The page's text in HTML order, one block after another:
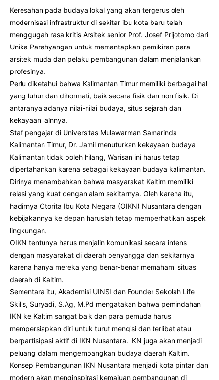
Keresahan pada budaya lokal yang akan tergerus oleh
modernisasi infrastruktur di sekitar ibu kota baru telah
menggugah rasa kritis Arsitek senior Prof. Josef Prijotomo dari
Unika Parahyangan untuk memantapkan pemikiran para
arsitek muda dan pelaku pembangunan dalam menjalankan
profesinya.
Perlu diketahui bahwa Kalimantan Timur memiliki berbagai hal
yang luhur dan dihormati, baik secara fisik dan non fisik. Di
antaranya adanya nilai-nilai budaya, situs sejarah dan
kekayaan lainnya.
Staf pengajar di Universitas Mulawarman Samarinda
Kalimantan Timur, Dr. Jamil menuturkan kekayaan budaya
Kalimantan tidak boleh hilang, Warisan ini harus tetap
dipertahankan karena sebagai kekayaan budaya kalimantan.
Dirinya menambahkan bahwa masyarakat Kaltim memiliki
relasi yang kuat dengan alam sekitarnya. Oleh karena itu,
hadirnya Otorita Ibu Kota Negara (OIKN) Nusantara dengan
kebijakannya ke depan haruslah tetap memperhatikan aspek
lingkungan.
OIKN tentunya harus menjalin komunikasi secara intens
dengan masyarakat di daerah penyangga dan sekitarnya
karena hanya mereka yang benar-benar memahami situasi
daerah di Kaltim.
Sementara itu, Akademisi UINSI dan Founder Sekolah Life
Skills, Suryadi, S.Ag, M.Pd mengatakan bahwa pemindahan
IKN ke Kaltim sangat baik dan para pemuda harus
mempersiapkan diri untuk turut mengisi dan terlibat atau
berpartisipasi aktif di IKN Nusantara. IKN juga akan menjadi
peluang dalam mengembangkan budaya daerah Kaltim.
Konsep Pembangunan IKN Nusantara menjadi kota pintar dan
modern akan menginspirasi kemajuan pembangunan di